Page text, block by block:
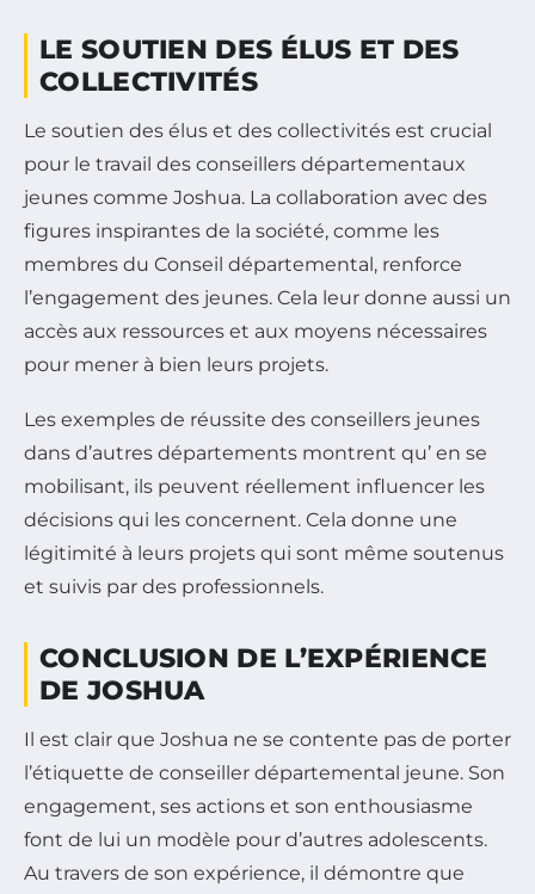
LE SOUTIEN DES ÉLUS ET DES
COLLECTIVITÉS
Le soutien des élus et des collectivités est crucial
pour le travail des conseillers départementaux
jeunes comme Joshua. La collaboration avec des
figures inspirantes de la société, comme les
membres du Conseil départemental, renforce
l’engagement des jeunes. Cela leur donne aussi un
accès aux ressources et aux moyens nécessaires
pour mener à bien leurs projets.
Les exemples de réussite des conseillers jeunes
dans d’autres départements montrent qu’ en se
mobilisant, ils peuvent réellement influencer les
décisions qui les concernent. Cela donne une
légitimité à leurs projets qui sont même soutenus
et suivis par des professionnels.
CONCLUSION DE L’EXPÉRIENCE
DE JOSHUA
Il est clair que Joshua ne se contente pas de porter
l’étiquette de conseiller départemental jeune. Son
engagement, ses actions et son enthousiasme
font de lui un modèle pour d’autres adolescents.
Au travers de son expérience, il démontre que